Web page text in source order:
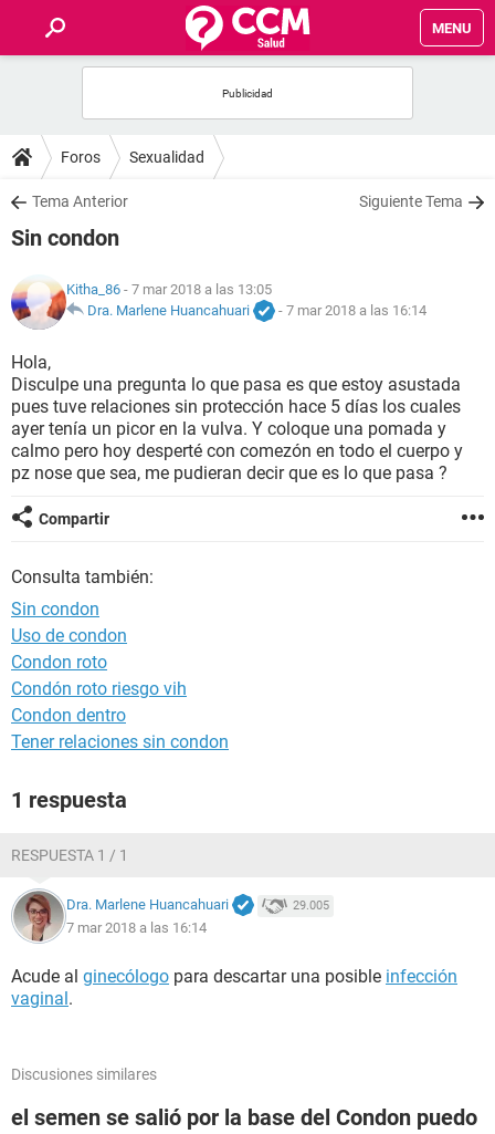
MENU
FOROS
SALUD
NUTRICIÓN
BIENESTAR
SEXUALIDAD
GLOSARIO
Foros Sexualidad
Tema Anterior Siguiente Tema
Sin condon
Kitha_86 - 7 mar 2018 a las 13:05
Dra. Marlene Huancahuari
- 7 mar 2018 a las 16:14
Hola,
Disculpe una pregunta lo que pasa es que estoy asustada
pues tuve relaciones sin protección hace 5 días los cuales
ayer tenía un picor en la vulva. Y coloque una pomada y
calmo pero hoy desperté con comezón en todo el cuerpo y
pz nose que sea, me pudieran decir que es lo que pasa ?
Compartir
Consulta también:
Sin condon
Uso de condon
Condon roto
Condón roto riesgo vih
Condon dentro
Tener relaciones sin condon
1 respuesta
RESPUESTA 1 / 1
Dra. Marlene Huancahuari 29.005
7 mar 2018 a las 16:14
Acude al ginecólogo para descartar una posible infección
vaginal.
Discusiones similares
el semen se salió por la base del Condon puedo